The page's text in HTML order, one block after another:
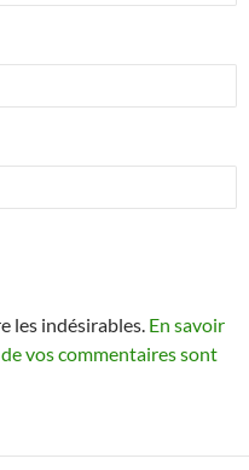
les indésirables. En savoir
vos commentaires sont